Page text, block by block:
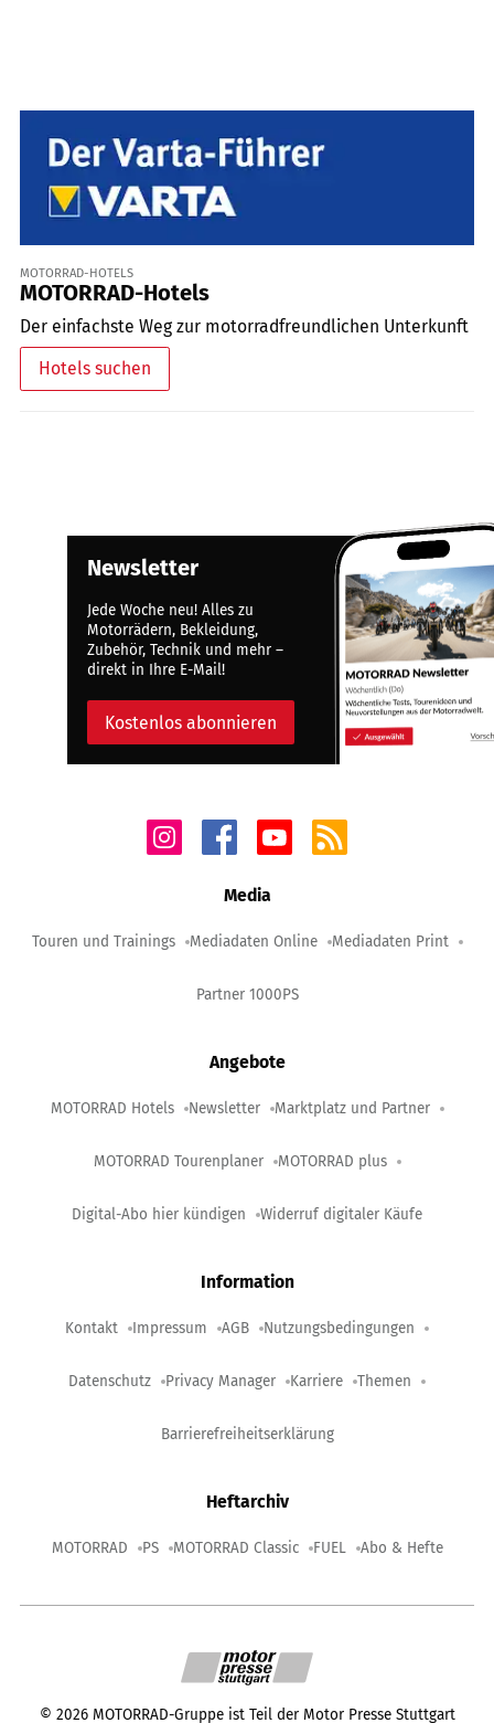
MOTORRAD-HOTELS
MOTORRAD-Hotels
Der einfachste Weg zur motorradfreundlichen Unterkunft
Hotels suchen
Newsletter
Jede Woche neu! Alles zu
Motorrädern, Bekleidung,
Zubehör, Technik und mehr –
direkt in Ihre E-Mail!
Kostenlos abonnieren
Media
Touren und Trainings Mediadaten Online Mediadaten Print
Partner 1000PS
Angebote
MOTORRAD Hotels Newsletter Marktplatz und Partner
MOTORRAD Tourenplaner MOTORRAD plus
Digital-Abo hier kündigen Widerruf digitaler Käufe
Information
Kontakt Impressum AGB Nutzungsbedingungen
Datenschutz Privacy Manager Karriere Themen
Barrierefreiheitserklärung
Heftarchiv
MOTORRAD PS MOTORRAD Classic FUEL Abo & Hefte
© 2026 MOTORRAD-Gruppe ist Teil der Motor Presse Stuttgart